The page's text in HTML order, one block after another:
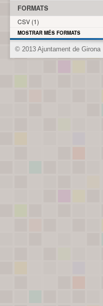
FORMATS
CSV (1)
MOSTRAR MÉS FORMATS
© 2013 Ajuntament de Girona